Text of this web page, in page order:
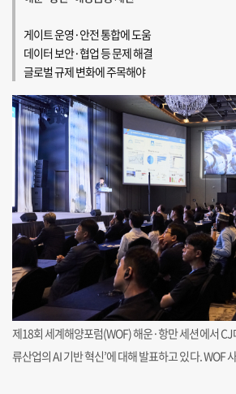
게이트 운영·안전 통합에 도움
데이터 보안·협업 등 문제 해결
글로벌 규제 변화에 주목해야
제18회 세계해양포럼(WOF) 해운·항만 세션에서 CJ
류산업의 AI 기반 혁신’에 대해 발표하고 있다. WOF